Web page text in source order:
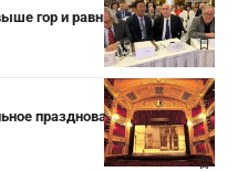
гор и равнин
празднование искусства